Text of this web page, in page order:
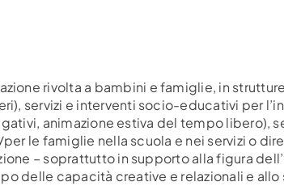
rivolta a bambini e famiglie, in
servizi e interventi socio-educativi per
animazione estiva del tempo libero),
le famiglie nella scuola e nei servizi o
– soprattutto in supporto alla figura
delle capacità creative e relazionali e